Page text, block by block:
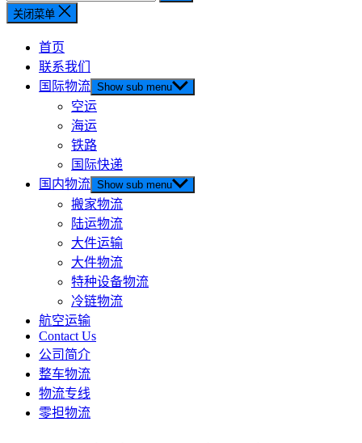
关闭菜单
首页
联系我们
国际物流 Show sub menu
空运
海运
铁路
国际快递
国内物流 Show sub menu
搬家物流
陆运物流
大件运输
大件物流
特种设备物流
冷链物流
航空运输
Contact Us
公司简介
整车物流
物流专线
零担物流